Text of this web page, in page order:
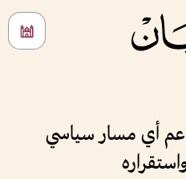
أي مسار سياسي